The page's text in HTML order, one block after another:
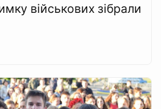
військових зібрали